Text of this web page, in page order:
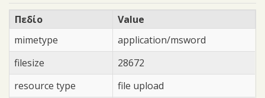
Πεδίο
Value
mimetype
application/msword
filesize
28672
resource type
file upload